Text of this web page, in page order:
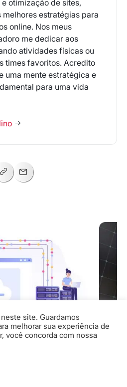
otimização de sites,
estratégias para
online. Nos meus
me dedicar aos
atividades físicas ou
times favoritos. Acredito
uma mente estratégica e
para uma vida
site. Guardamos
melhorar sua experiência de
você concorda com nossa